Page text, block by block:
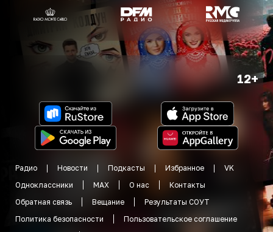
12+
Радио Новости Подкасты Избранное
VK
Одноклассники
MAX О нас
Контакты
Обратная связь
Вещание
Результаты СОУТ
Политика безопасности
Пользовательское соглашение